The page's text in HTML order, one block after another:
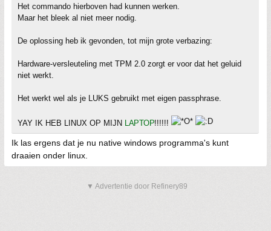
Het commando hierboven had kunnen werken.
Maar het bleek al niet meer nodig.
De oplossing heb ik gevonden, tot mijn grote verbazing:
Hardware-versleuteling met TPM 2.0 zorgt er voor dat het geluid
niet werkt.
Het werkt wel als je LUKS gebruikt met eigen passphrase.
YAY IK HEB LINUX OP MIJN LAPTOP!!!!!!
Ik las ergens dat je nu native windows programma's kunt
draaien onder linux.
▼ Advertentie door Refinery89